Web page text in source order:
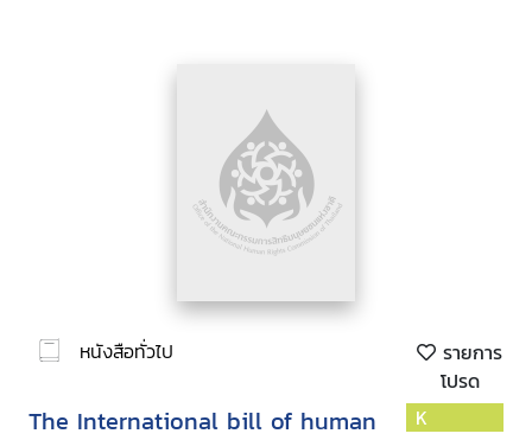
หนังสือทั่วไป
รายการ
โปรด
The International bill of human
K